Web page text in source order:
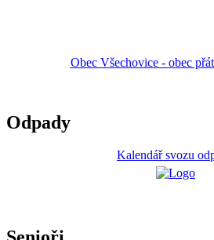
Obec Všechovice - obec
Odpady
Kalendář svozu